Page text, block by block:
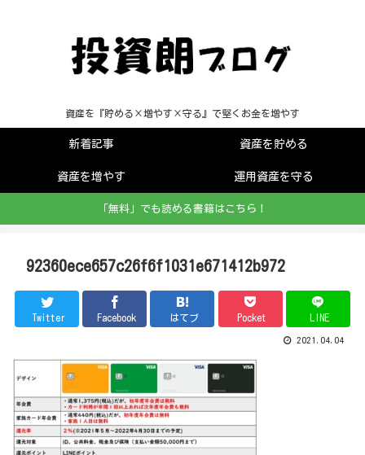
資産を『貯める×増やす×守る』で堅くお金を増やす
新着記事 資産を貯める
資産を増やす 運用資産を守る
「無料」でも読める書籍はこちら！
92360ece657c26f6f1031e671412b972
Twitter Facebook はてブ Pocket LINE
2021.04.04